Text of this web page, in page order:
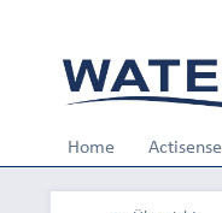
Home Actisense